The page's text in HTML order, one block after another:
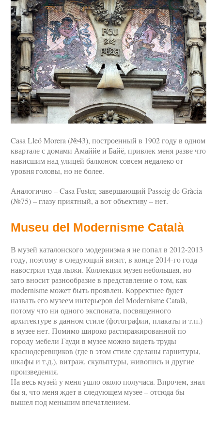
Casa Lleó Morera (№43), построенный в 1902 году в одном
квартале с домами Амаййе и Байё, привлек меня разве что
нависшим над улицей балконом совсем недалеко от
уровня головы, но не более.
Аналогично – Casa Fuster, завершающий Passeig de Gràcia
(№75) – глазу приятный, а вот объективу – нет.
Museu del Modernisme Català
В музей каталонского модернизма я не попал в 2012-2013
году, поэтому в следующий визит, в конце 2014-го года
навострил туда лыжи. Коллекция музея небольшая, но
зато вносит разнообразие в представление о том, как
modernisme может быть проявлен. Корректнее будет
назвать его музеем интерьеров del Modernisme Català,
потому что ни одного экспоната, посвященного
архитектуре в данном стиле (фотографии, плакаты и т.п.)
в музее нет. Помимо широко растиражированной по
городу мебели Гауди в музее можно видеть труды
краснодеревщиков (где в этом стиле сделаны гарнитуры,
шкафы и т.д.), витраж, скульптуры, живопись и другие
произведения.
На весь музей у меня ушло около получаса. Впрочем, знал
бы я, что меня ждет в следующем музее – отсюда бы
вышел под меньшим впечатлением.